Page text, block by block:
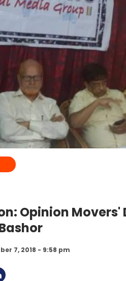
Opinion Movers'
7, 2018 - 9:58 pm